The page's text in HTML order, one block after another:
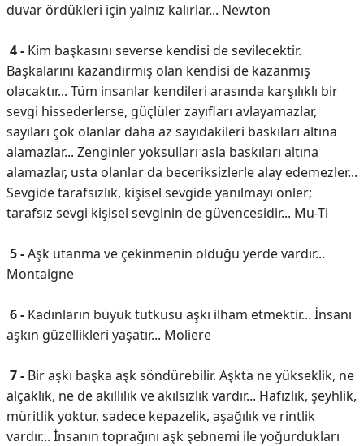
duvar ördükleri için yalnız kalırlar... Newton
4 - Kim başkasını severse kendisi de sevilecektir.
Başkalarını kazandırmış olan kendisi de kazanmış
olacaktır... Tüm insanlar kendileri arasında karşılıklı bir
sevgi hissederlerse, güçlüler zayıfları avlayamazlar,
sayıları çok olanlar daha az sayıdakileri baskıları altına
alamazlar... Zenginler yoksulları asla baskıları altına
alamazlar, usta olanlar da beceriksizlerle alay edemezler...
Sevgide tarafsızlık, kişisel sevgide yanılmayı önler;
tarafsız sevgi kişisel sevginin de güvencesidir... Mu-Ti
5 -Aşk utanma ve çekinmenin olduğu yerde vardır...
Montaigne
6 - Kadınların büyük tutkusu aşkı ilham etmektir... İnsanı
aşkın güzellikleri yaşatır... Moliere
7 - Bir aşkı başka aşk söndürebilir. Aşkta ne yükseklik, ne
alçaklık, ne de akıllılık ve akılsızlık vardır... Hafızlık, şeyhlik,
müritlik yoktur, sadece kepazelik, aşağılık ve rintlik
vardır... İnsanın toprağını aşk şebnemi ile yoğurdukları